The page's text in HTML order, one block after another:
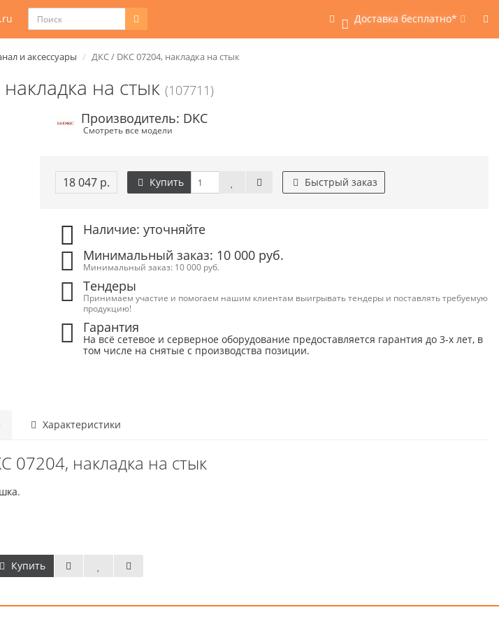
0 Доставка бесплатно*
и аксессуары ДКС / DKC 07204, накладка на стык
на стык (107711)
Производитель: DKC
Смотреть все модели
18 047 р. Купить Быстрый заказ
Наличие: уточняйте
Минимальный заказ: 10 000 руб.
Минимальный заказ: 10 000 руб.
Тендеры
Принимаем участие и помогаем нашим клиентам выигрывать тендеры и поставлять требуемую
продукцию!
Гарантия
На всё сетевое и серверное оборудование предоставляется гарантия до 3-х лет, в
том числе на снятые с производства позиции.
Характеристики
07204, накладка на стык
Купить